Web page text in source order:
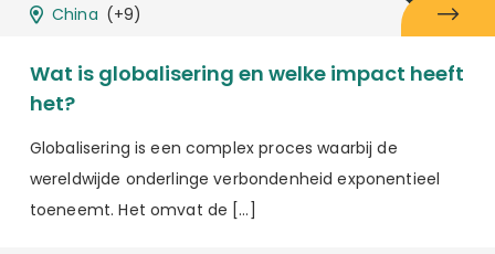
China (+9)
Wat is globalisering en welke impact heeft
het?
Globalisering is een complex proces waarbij de
wereldwijde onderlinge verbondenheid exponentieel
toeneemt. Het omvat de […]